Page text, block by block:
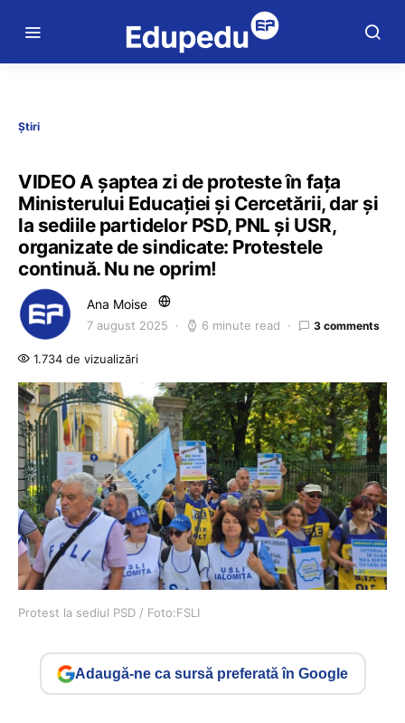
Știri
VIDEO A șaptea zi de proteste în fața
Ministerului Educației și Cercetării, dar și
la sediile partidelor PSD, PNL și USR,
organizate de sindicate: Protestele
continuă. Nu ne oprim!
Ana Moise
7 august 2025 6 minute read 3 comments
1.734 de vizualizări
Protest la sediul PSD / Foto:FSLI
Adaugă-ne ca sursă preferată în Google